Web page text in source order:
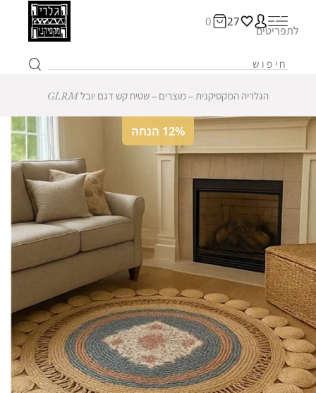
27
0
לתפריטים
הגלריה המקסיקנית ‒מוצרים ‒שטיח קש דגם יובל GLRM
12% הנחה